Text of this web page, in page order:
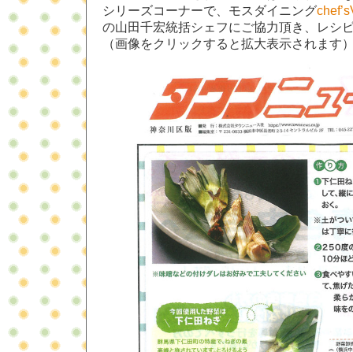
シリーズコーナーで、モスダイニング
の山田千宏統括シェフにご協力頂き、レシ
（画像をクリックすると拡大表示されます